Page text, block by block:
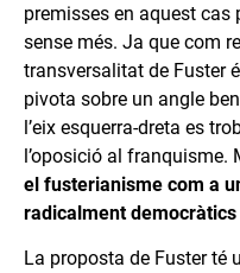
premisses en aquest cas
sense més. Ja que com
transversalitat de Fuster
pivota sobre un angle
l’eix esquerra-dreta es
l’oposició al franquisme.
el fusterianisme com a
radicalment
La proposta de Fuster té